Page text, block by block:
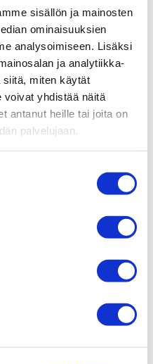
sisällön ja mainosten
ominaisuuksien
analysoimiseen. Lisäksi
ja analytiikka-
siitä, miten käytät
voivat yhdistää näitä
antanut heille tai joita on
palvelujaan.
(2019)
erityiskoulutus (2019)
ja aikuisten
(2021)
peruskurssi (2022)
ja liikuntaelimistön
fysioterapiaan.
vuonna